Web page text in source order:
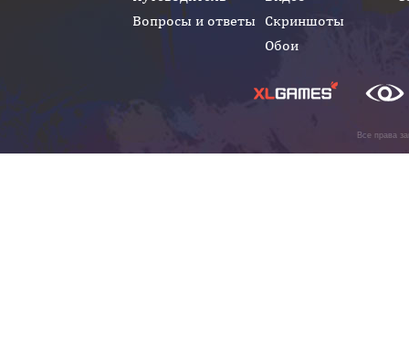
Вопросы и ответы
Скриншоты
Обои
Все права